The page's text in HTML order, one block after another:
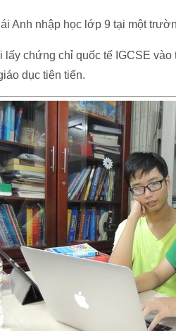
Anh nhập học lớp 9 tại một
lấy chứng chỉ quốc tế IGCSE
dục tiên tiến.